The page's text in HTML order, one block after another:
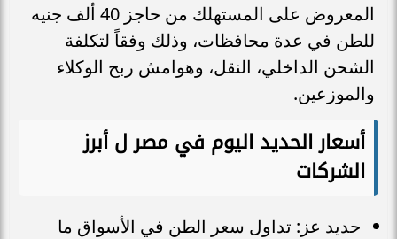
المعروض على المستهلك من حاجز 40 ألف جنيه
للطن في عدة محافظات، وذلك وفقاً لتكلفة
الشحن الداخلي، النقل، وهوامش ربح الوكلاء
والموزعين.
أسعار الحديد اليوم في مصر ل أبرز
الشركات
حديد عز: تداول سعر الطن في الأسواق ما